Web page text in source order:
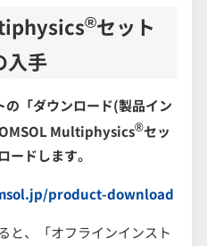
®セット
入手
の「ダウンロード(製品イン
Multiphysics®セッ
ードします。
product-download
と、「オフラインインスト